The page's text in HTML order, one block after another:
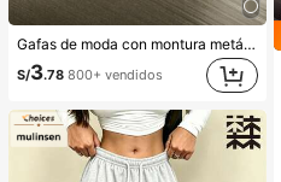
Gafas de moda con montura metálica ovalada/poligonal (media montura), adecuadas para uso diario y actividades al aire libre
S/3.78 800+ vendidos